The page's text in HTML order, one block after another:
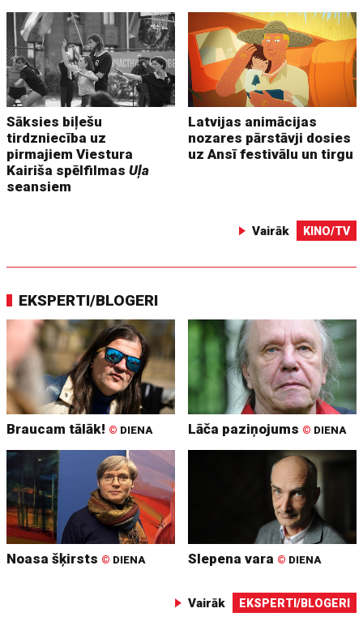
Sāksies biļešu
tirdzniecība uz
pirmajiem Viestura
Kairiša spēlfilmasUļa
seansiem
Latvijas animācijas
nozares pārstāvji dosies
uz Ansī festivālu un tirgu
Vairāk KINO/TV
EKSPERTI/BLOGERI
Braucam tālāk! © DIENA Lāča paziņojums © DIENA
Noasa šķirsts © DIENA Slepena vara © DIENA
Vairāk EKSPERTI/BLOGERI